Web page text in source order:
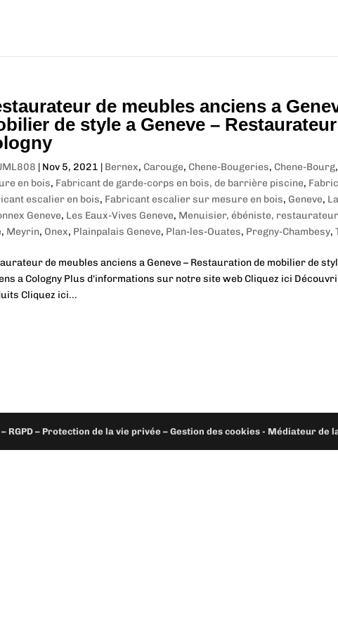
de meubles anciens a
de style a Geneve –
| Nov 5, 2021 | Bernex, Carouge, Chene-Bougeries, Chene-Bourg,
en bois, Fabricant de garde-corps en bois, de barrière piscine,
escalier en bois, Fabricant escalier sur mesure en bois, Geneve,
Geneve, Les Eaux-Vives Geneve, Menuisier, ébéniste,
, Meyrin, Onex, Plainpalais Geneve, Plan-les-Ouates, Pregny-Chambesy,
de meubles anciens a Geneve – Restauration de mobilier de
a Cologny Plus d'informations sur notre site web Cliquez ici
Cliquez ici...
RGPD – Protection de la vie privée – Gestion des cookies - Médiateur de